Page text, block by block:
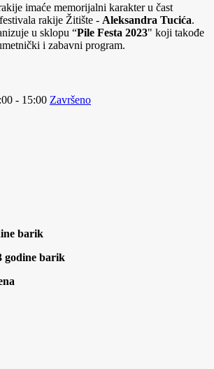
imaće memorijalni karakter u čast
rakije Žitište - Aleksandra Tucića.
u sklopu “Pile Festa 2023" koji takođe
i zabavni program.
- 15:00 Završeno
barik
godine barik